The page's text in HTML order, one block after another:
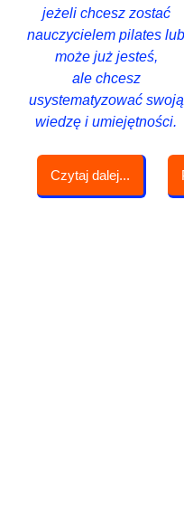
jeżeli chcesz zostać
nauczycielempilates lub
może już jesteś,
ale chcesz
usystematyzować swoją
wiedzę i umiejętności.
Czytaj dalej...